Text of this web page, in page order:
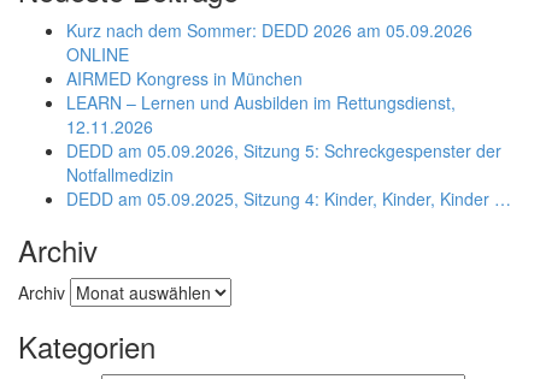
Kurz nach dem Sommer: DEDD 2026 am 05.09.2026
ONLINE
AIRMED Kongress in München
LEARN – Lernen und Ausbilden im Rettungsdienst,
12.11.2026
DEDD am 05.09.2026, Sitzung 5: Schreckgespenster der
Notfallmedizin
DEDD am 05.09.2025, Sitzung 4: Kinder, Kinder, Kinder …
Archiv
Archiv
Kategorien